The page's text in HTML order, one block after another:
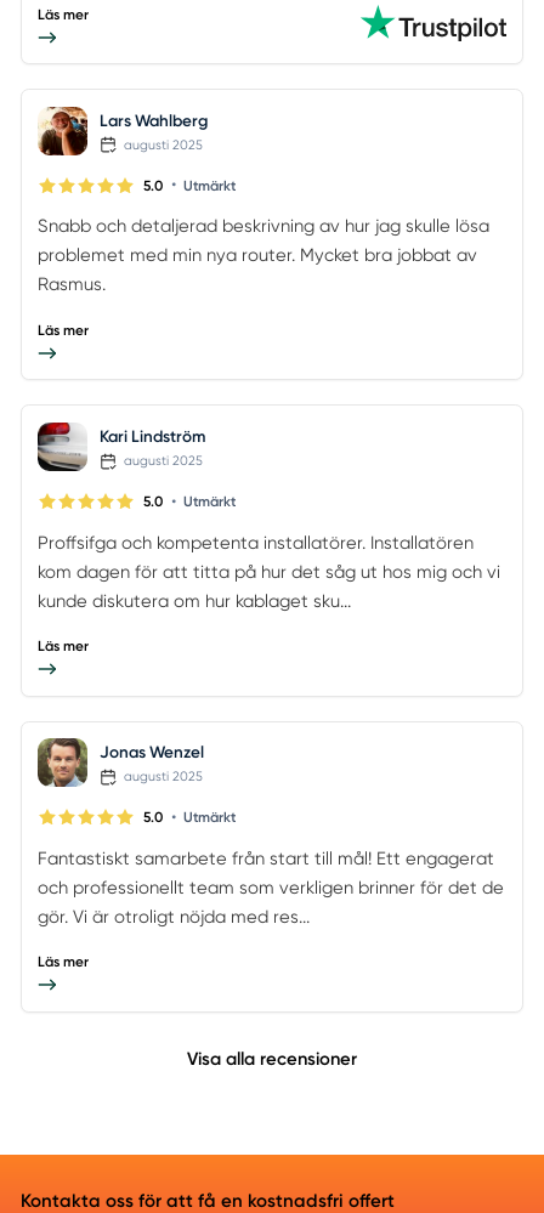
Läs mer
Lars Wahlberg
augusti 2025
5.0 • Utmärkt
Snabb och detaljerad beskrivning av hur jag skulle lösa
problemet med min nya router. Mycket bra jobbat av
Rasmus.
Läs mer
Kari Lindström
augusti 2025
5.0 • Utmärkt
Proffsifga och kompetenta installatörer. Installatören
kom dagen för att titta på hur det såg ut hos mig och vi
kunde diskutera om hur kablaget sku...
Läs mer
Jonas Wenzel
augusti 2025
5.0 • Utmärkt
Fantastiskt samarbete från start till mål! Ett engagerat
och professionellt team som verkligen brinner för det de
gör. Vi är otroligt nöjda med res...
Läs mer
Visa alla recensioner
Kontakta oss för att få en kostnadsfri offert